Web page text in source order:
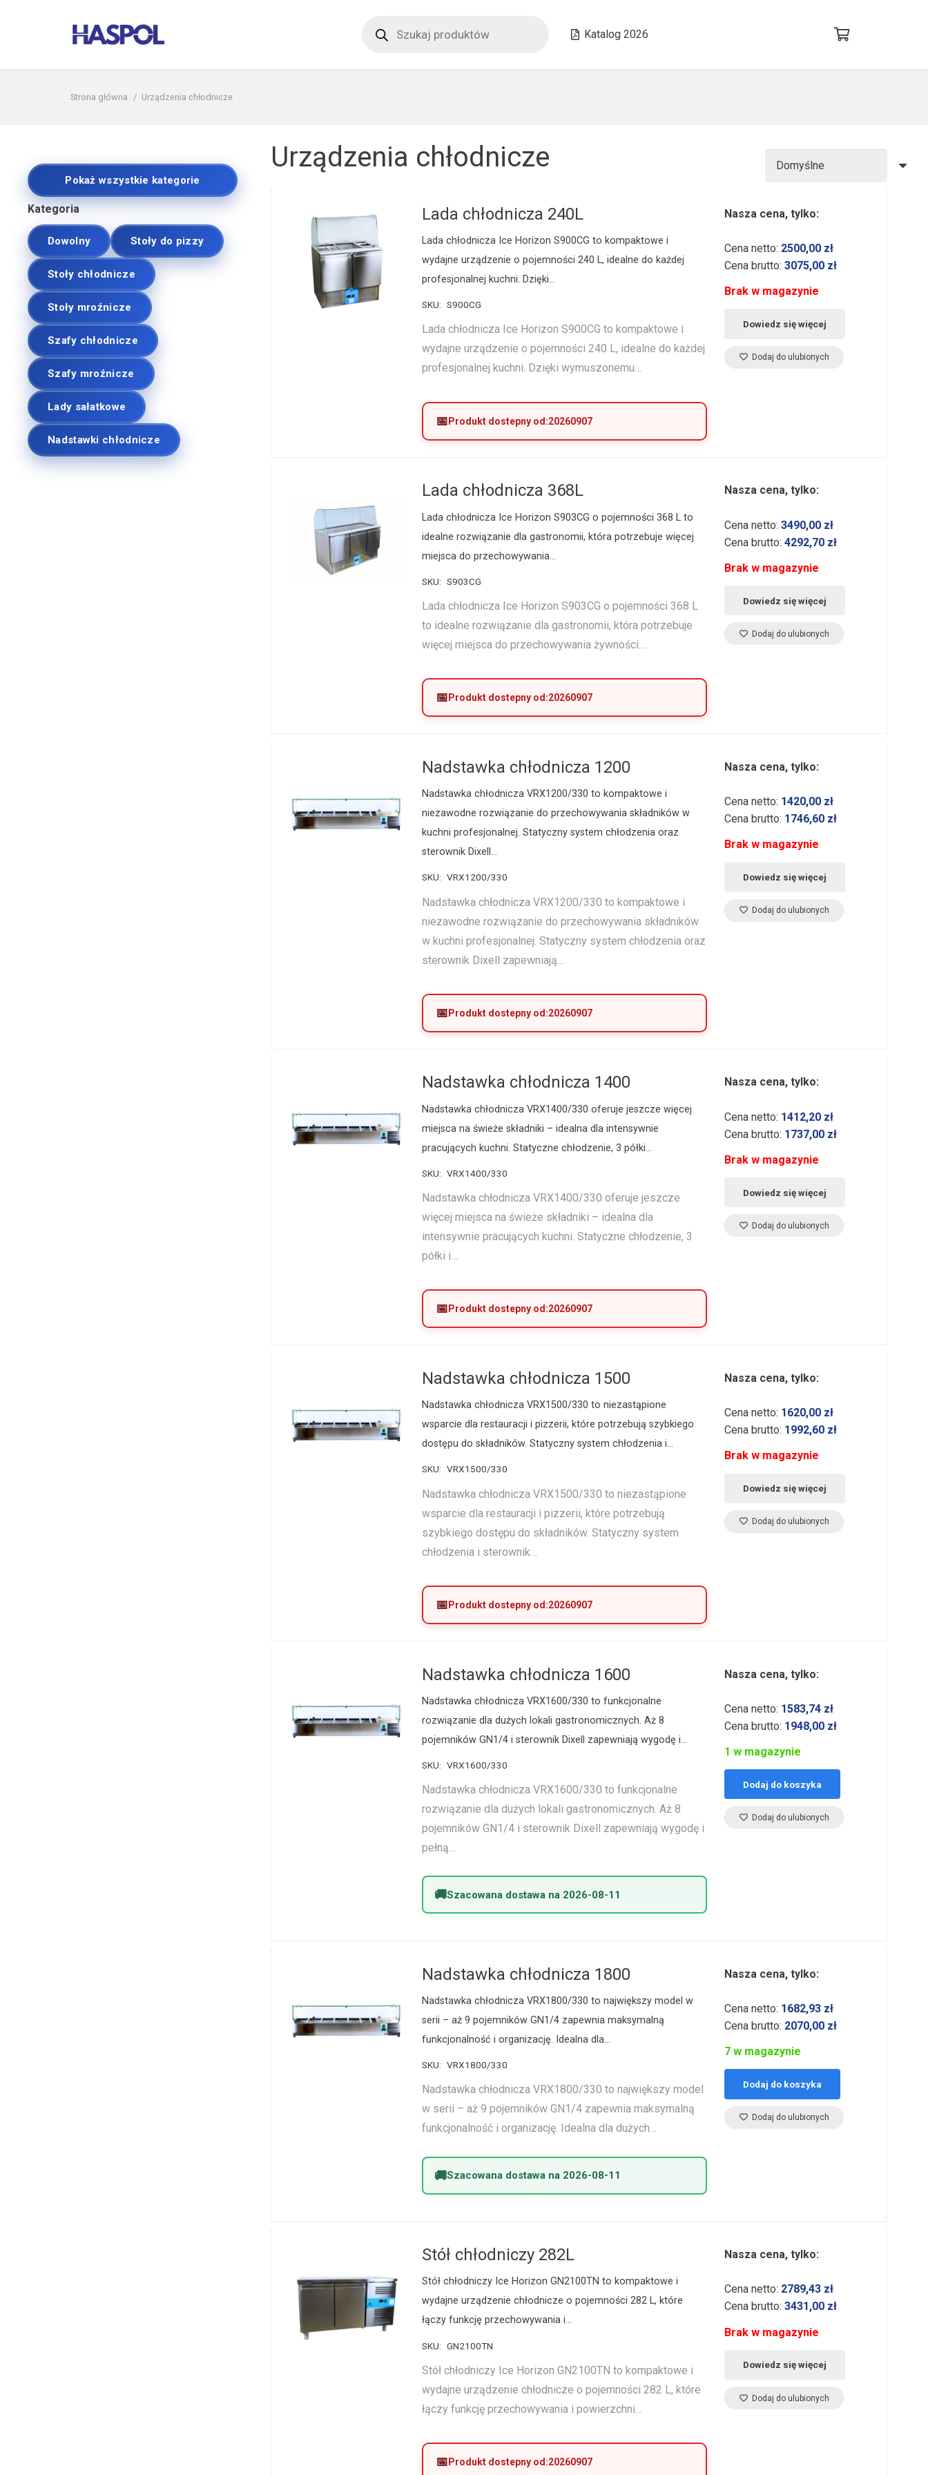
produktów
Katalog 2026
Strona główna / Urządzenia chłodnicze
Pokaż wszystkie kategorie
Kategoria
Dowolny Stoły do pizzy
Stoły chłodnicze
Stoły mroźnicze
Szafy chłodnicze
Szafy mroźnicze
Lady sałatkowe
Nadstawki chłodnicze
Urządzenia chłodnicze
Lada chłodnicza 240L
Lada chłodnicza Ice Horizon S900CG to kompaktowe i
wydajne urządzenie o pojemności 240 L, idealne do każdej
profesjonalnej kuchni. Dzięki…
SKU: S900CG
Lada chłodnicza Ice Horizon S900CG to kompaktowe i
wydajne urządzenie o pojemności 240 L, idealne do każdej
profesjonalnej kuchni. Dzięki wymuszonemu…
Produkt dostepny od:20260907
Nasza cena, tylko:
Cena netto: 2500,00 zł
Cena brutto:3075,00 zł
Brak w magazynie
Dowiedz się więcej
Dodaj do ulubionych
Lada chłodnicza 368L
Lada chłodnicza Ice Horizon S903CG o pojemności 368 L to
idealne rozwiązanie dla gastronomii, która potrzebuje więcej
miejsca do przechowywania…
SKU: S903CG
Lada chłodnicza Ice Horizon S903CG o pojemności 368 L
to idealne rozwiązanie dla gastronomii, która potrzebuje
więcej miejsca do przechowywania żywności.…
Produkt dostepny od:20260907
Nasza cena, tylko:
Cena netto:3490,00 zł
Cena brutto:4292,70 zł
Brak w magazynie
Dowiedz się więcej
Dodaj do ulubionych
Nadstawka chłodnicza 1200
Nadstawka chłodnicza VRX1200/330 to kompaktowe i
niezawodne rozwiązanie do przechowywania składników w
kuchni profesjonalnej. Statyczny system chłodzenia oraz
sterownik Dixell…
SKU: VRX1200/330
Nadstawka chłodnicza VRX1200/330 to kompaktowe i
niezawodne rozwiązanie do przechowywania składników
w kuchni profesjonalnej. Statyczny system chłodzenia oraz
sterownik Dixell zapewniają…
Produkt dostepny od:20260907
Nasza cena, tylko:
Cena netto: 1420,00 zł
Cena brutto: 1746,60 zł
Brak w magazynie
Dowiedz się więcej
Dodaj do ulubionych
Nadstawka chłodnicza 1400
Nadstawka chłodnicza VRX1400/330 oferuje jeszcze więcej
miejsca na świeże składniki – idealna dla intensywnie
pracujących kuchni. Statyczne chłodzenie, 3 półki…
SKU: VRX1400/330
Nadstawka chłodnicza VRX1400/330 oferuje jeszcze
więcej miejsca na świeże składniki – idealna dla
intensywnie pracujących kuchni. Statyczne chłodzenie, 3
półki i…
Produkt dostepny od:20260907
Nasza cena, tylko:
Cena netto: 1412,20 zł
Cena brutto: 1737,00 zł
Brak w magazynie
Dowiedz się więcej
Dodaj do ulubionych
Nadstawka chłodnicza 1500
Nadstawka chłodnicza VRX1500/330 to niezastąpione
wsparcie dla restauracji i pizzerii, które potrzebują szybkiego
dostępu do składników. Statyczny system chłodzenia i…
SKU: VRX1500/330
Nadstawka chłodnicza VRX1500/330 to niezastąpione
wsparcie dla restauracji i pizzerii, które potrzebują
szybkiego dostępu do składników. Statyczny system
chłodzenia i sterownik…
Produkt dostepny od:20260907
Nasza cena, tylko:
Cena netto: 1620,00 zł
Cena brutto: 1992,60 zł
Brak w magazynie
Dowiedz się więcej
Dodaj do ulubionych
Nadstawka chłodnicza 1600
Nadstawka chłodnicza VRX1600/330 to funkcjonalne
rozwiązanie dla dużych lokali gastronomicznych. Aż 8
pojemników GN1/4 i sterownik Dixell zapewniają wygodę i…
SKU: VRX1600/330
Nadstawka chłodnicza VRX1600/330 to funkcjonalne
rozwiązanie dla dużych lokali gastronomicznych. Aż 8
pojemników GN1/4 i sterownik Dixell zapewniają wygodę i
pełną…
Szacowana dostawa na 2026-08-11
Nasza cena, tylko:
Cena netto: 1583,74 zł
Cena brutto: 1948,00 zł
1 w magazynie
Dodaj do koszyka
Dodaj do ulubionych
Nadstawka chłodnicza 1800
Nadstawka chłodnicza VRX1800/330 to największy model w
serii – aż 9 pojemników GN1/4 zapewnia maksymalną
funkcjonalność i organizację. Idealna dla…
SKU: VRX1800/330
Nadstawka chłodnicza VRX1800/330 to największy model
w serii – aż 9 pojemników GN1/4 zapewnia maksymalną
funkcjonalność i organizację. Idealna dla dużych…
Szacowana dostawa na 2026-08-11
Nasza cena, tylko:
Cena netto: 1682,93 zł
Cena brutto: 2070,00 zł
7 w magazynie
Dodaj do koszyka
Dodaj do ulubionych
Stół chłodniczy 282L
Stół chłodniczy Ice Horizon GN2100TN to kompaktowe i
wydajne urządzenie chłodnicze o pojemności 282 L, które
łączy funkcję przechowywania i…
SKU: GN2100TN
Stół chłodniczy Ice Horizon GN2100TN to kompaktowe i
wydajne urządzenie chłodnicze o pojemności 282 L, które
łączy funkcję przechowywania i powierzchni…
Produkt dostepny od:20260907
Nasza cena, tylko:
Cena netto: 2789,43 zł
Cena brutto:3431,00 zł
Brak w magazynie
Dowiedz się więcej
Dodaj do ulubionych